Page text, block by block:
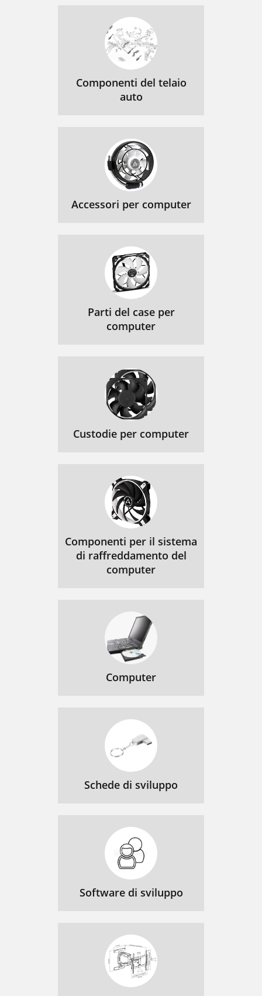
Componenti del telaio
auto
Accessori per computer
Parti del case per
computer
Custodie per computer
Componenti per il sistema
di raffreddamento del
computer
Computer
Schede di sviluppo
Software di sviluppo